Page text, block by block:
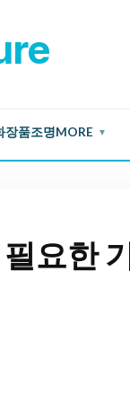
장품조명MORE ▼
요한